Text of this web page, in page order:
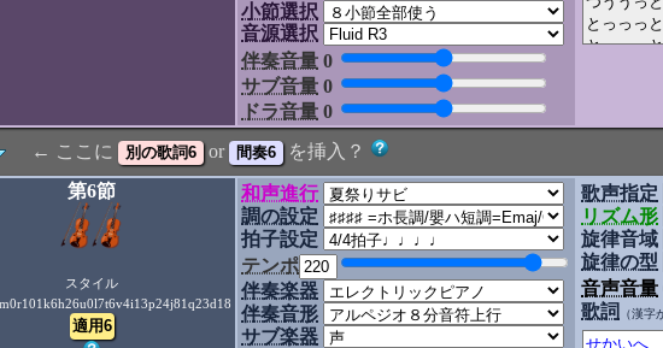
小節選択
音源選択
伴奏音量 0
サブ音量 0
ドラ音量 0
← ここに or
を挿入？
第6節
スタイル
和声進行
調の設定
拍子設定
テンポ
伴奏楽器
伴奏音形
サブ楽器
歌声指定
リズム形
旋律音域
旋律の型
音声音量
歌詞
（漢字